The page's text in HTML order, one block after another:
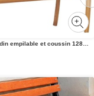
Banc de jardin empilable et coussin 128,5cm Bois de teck massif